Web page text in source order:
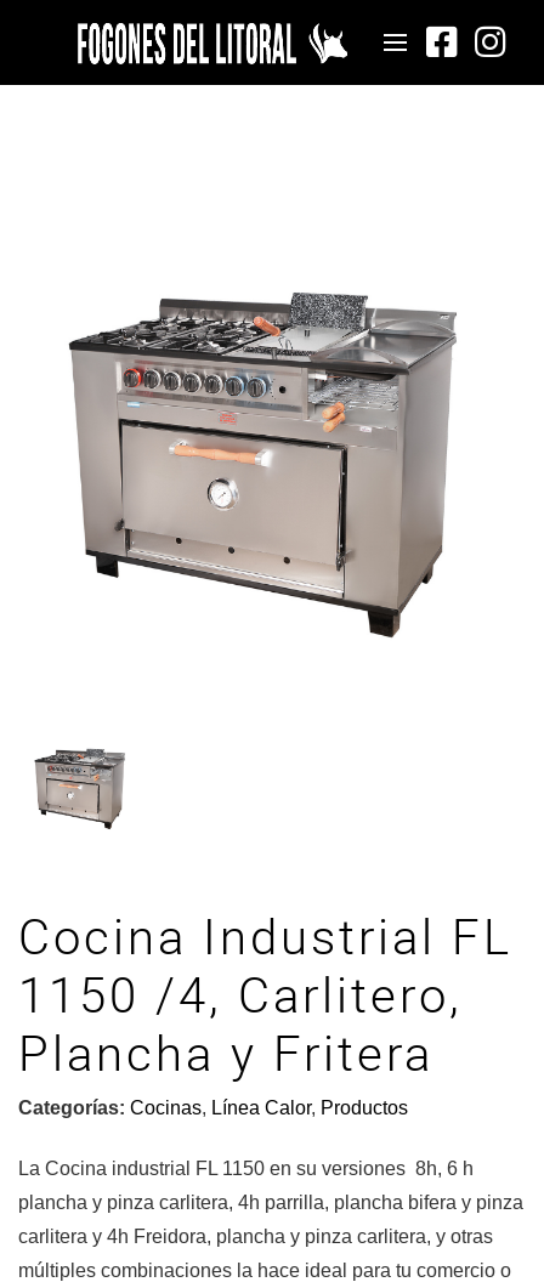
Cocina Industrial FL
1150 /4, Carlitero,
Plancha y Fritera
Categorías: Cocinas, Línea Calor, Productos
La Cocina industrial FL 1150 en su versiones 8h, 6 h
plancha y pinza carlitera, 4h parrilla, plancha bifera y pinza
carlitera y 4h Freidora, plancha y pinza carlitera, y otras
múltiples combinaciones la hace ideal para tu comercio o